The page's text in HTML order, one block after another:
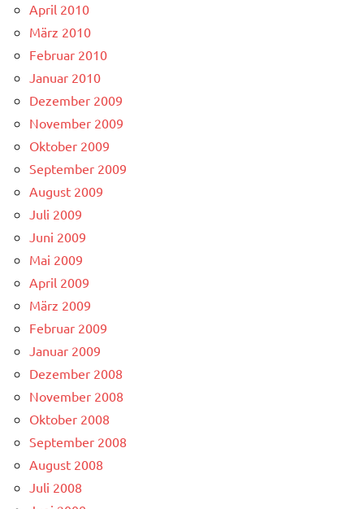
April 2010
März 2010
Februar 2010
Januar 2010
Dezember 2009
November 2009
Oktober 2009
September 2009
August 2009
Juli 2009
Juni 2009
Mai 2009
April 2009
März 2009
Februar 2009
Januar 2009
Dezember 2008
November 2008
Oktober 2008
September 2008
August 2008
Juli 2008